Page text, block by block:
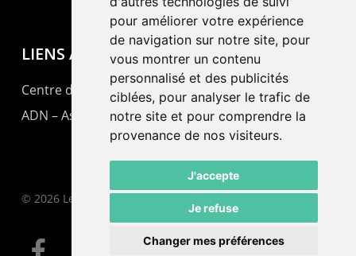
pour améliorer votre expérience
de navigation sur notre site, pour
vous montrer un contenu
personnalisé et des publicités
ciblées, pour analyser le trafic de
notre site et pour comprendre la
provenance de nos visiteurs.
J'accepte
Je refuse
Changer mes préférences
LIENS AMIS
Centre de culture ABC
ADN – Association Danse Neuchâtel
© 2026 Le Pommier.
facebook email